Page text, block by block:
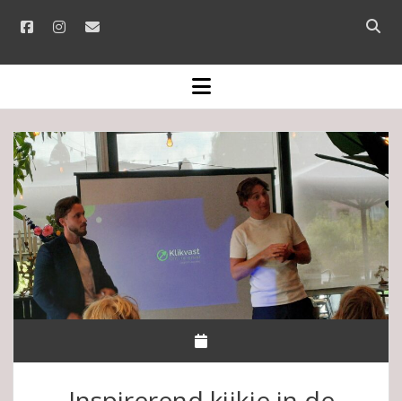
facebookinstagram
email
Open
bar
open
menu